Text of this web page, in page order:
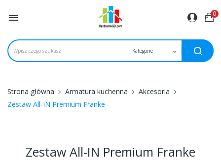
 0
Strona główna Armatura kuchenna
Akcesoria
Zestaw All-IN Premium Franke
Zestaw All-IN Premium Franke